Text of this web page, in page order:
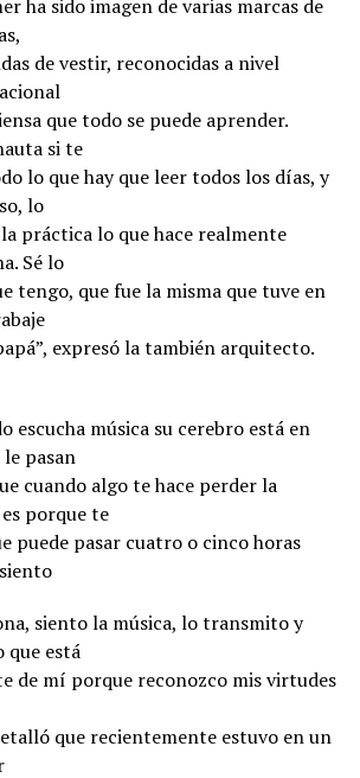
ha sido imagen de varias marcas de
de vestir, reconocidas a nivel
que todo se puede aprender.
si te
lo que hay que leer todos los días, y
lo
práctica lo que hace realmente
Sé lo
tengo, que fue la misma que tuve en
expresó la también arquitecto.
escucha música su cerebro está en
le pasan
cuando algo te hace perder la
porque te
puede pasar cuatro o cinco horas
siento la música, lo transmito y
que está
de mí porque reconozco mis virtudes
que recientemente estuvo en un